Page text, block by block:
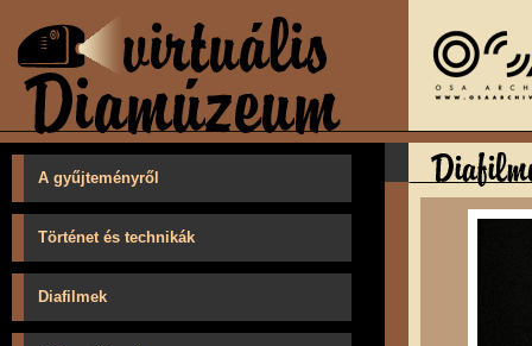
A gyűjteményről
Történet és technikák
Diafilmek